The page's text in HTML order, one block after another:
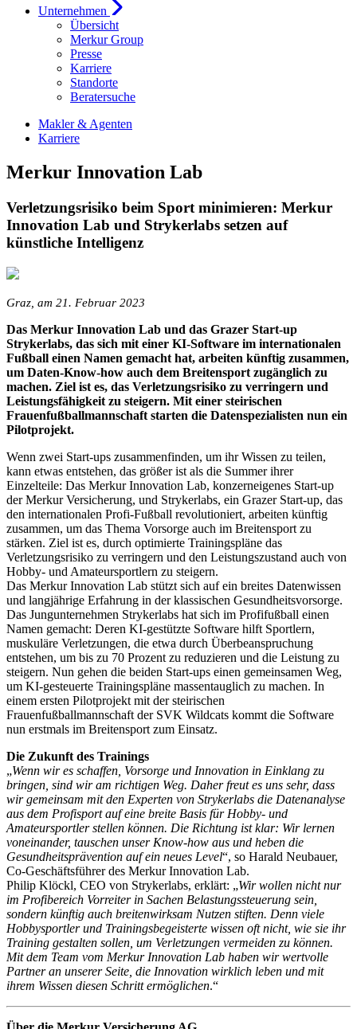
Unternehmen
Übersicht
Merkur Group
Presse
Karriere
Standorte
Beratersuche
Makler & Agenten
Karriere
Merkur Innovation Lab
Verletzungsrisiko beim Sport minimieren: Merkur
Innovation Lab und Strykerlabs setzen auf
künstliche Intelligenz
Graz, am 21. Februar 2023
Das Merkur Innovation Lab und das Grazer Start-up
Strykerlabs, das sich mit einer KI-Software im internationalen
Fußball einen Namen gemacht hat, arbeiten künftig zusammen,
um Daten-Know-how auch dem Breitensport zugänglich zu
machen. Ziel ist es, das Verletzungsrisiko zu verringern und
Leistungsfähigkeit zu steigern. Mit einer steirischen
Frauenfußballmannschaft starten die Datenspezialisten nun ein
Pilotprojekt.
Wenn zwei Start-ups zusammenfinden, um ihr Wissen zu teilen,
kann etwas entstehen, das größer ist als die Summer ihrer
Einzelteile: Das Merkur Innovation Lab, konzerneigenes Start-up
der Merkur Versicherung, und Strykerlabs, ein Grazer Start-up, das
den internationalen Profi-Fußball revolutioniert, arbeiten künftig
zusammen, um das Thema Vorsorge auch im Breitensport zu
stärken. Ziel ist es, durch optimierte Trainingspläne das
Verletzungsrisiko zu verringern und den Leistungszustand auch von
Hobby- und Amateursportlern zu steigern.
Das Merkur Innovation Lab stützt sich auf ein breites Datenwissen
und langjährige Erfahrung in der klassischen Gesundheitsvorsorge.
Das Jungunternehmen Strykerlabs hat sich im Profifußball einen
Namen gemacht: Deren KI-gestützte Software hilft Sportlern,
muskuläre Verletzungen, die etwa durch Überbeanspruchung
entstehen, um bis zu 70 Prozent zu reduzieren und die Leistung zu
steigern. Nun gehen die beiden Start-ups einen gemeinsamen Weg,
um KI-gesteuerte Trainingspläne massentauglich zu machen. In
einem ersten Pilotprojekt mit der steirischen
Frauenfußballmannschaft der SVK Wildcats kommt die Software
nun erstmals im Breitensport zum Einsatz.
Die Zukunft des Trainings
„Wenn wir es schaffen, Vorsorge und Innovation in Einklang zu
bringen, sind wir am richtigen Weg. Daher freut es uns sehr, dass
wir gemeinsam mit den Experten von Strykerlabs die Datenanalyse
aus dem Profisport auf eine breite Basis für Hobby- und
Amateursportler stellen können. Die Richtung ist klar: Wir lernen
voneinander, tauschen unser Know-how aus und heben die
Gesundheitsprävention auf ein neues Level“, so Harald Neubauer,
Co-Geschäftsführer des Merkur Innovation Lab.
Philip Klöckl, CEO von Strykerlabs, erklärt: „Wir wollen nicht nur
im Profibereich Vorreiter in Sachen Belastungssteuerung sein,
sondern künftig auch breitenwirksam Nutzen stiften. Denn viele
Hobbysportler und Trainingsbegeisterte wissen oft nicht, wie sie ihr
Training gestalten sollen, um Verletzungen vermeiden zu können.
Mit dem Team vom Merkur Innovation Lab haben wir wertvolle
Partner an unserer Seite, die Innovation wirklich leben und mit
ihrem Wissen diesen Schritt ermöglichen.“